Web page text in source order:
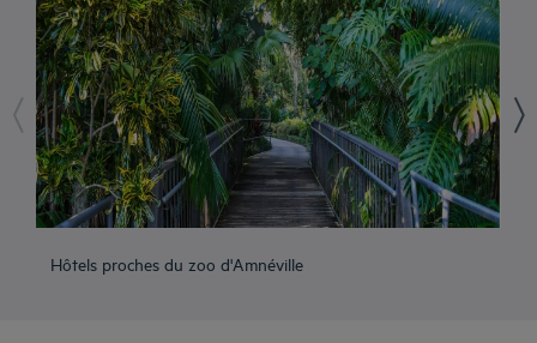
Hôtels proches du zoo d'Amnéville